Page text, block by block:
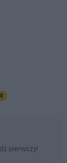
0
pierwszy!